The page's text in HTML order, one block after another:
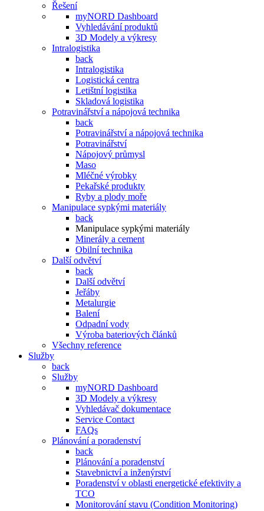
Řešení
myNORD Dashboard
Vyhledávání produktů
3D Modely a výkresy
Intralogistika
back
Intralogistika
Logistická centra
Letištní logistika
Skladová logistika
Potravinářství a nápojová technika
back
Potravinářství a nápojová technika
Potravinářství
Nápojový průmysl
Maso
Mléčné výrobky
Pekařské produkty
Ryby a plody moře
Manipulace sypkými materiály
back
Manipulace sypkými materiály
Minerály a cement
Obilní technika
Další odvětví
back
Další odvětví
Jeřáby
Metalurgie
Balení
Odpadní vody
Výroba bateriových článků
Všechny reference
Služby
back
Služby
myNORD Dashboard
3D Modely a výkresy
Vyhledávač dokumentace
Service Contact
FAQs
Plánování a poradenství
back
Plánování a poradenství
Stavebnictví a inženýrství
Poradenství v oblasti energetické efektivity a
TCO
Monitorování stavu (Condition Monitoring)